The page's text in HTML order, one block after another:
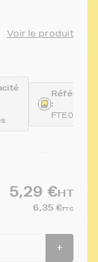
Voir le produit
:
FTE0804
5,29 €HT
6,35 €TTC
+